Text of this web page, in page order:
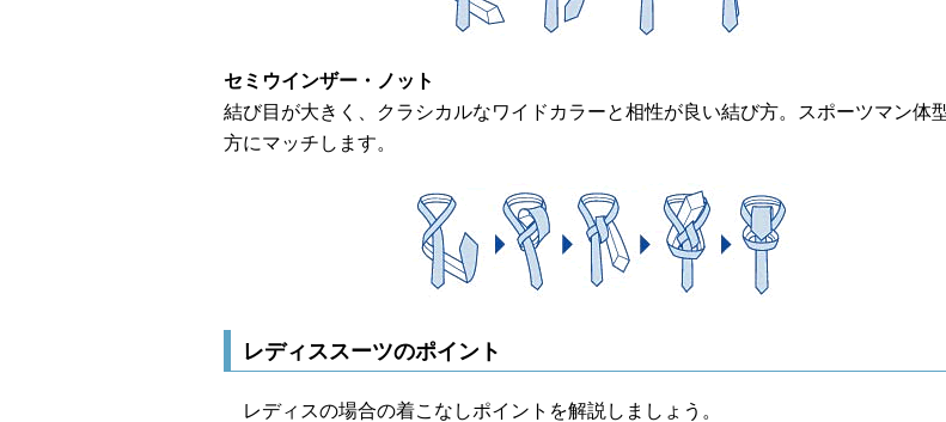
セミウインザー・ノット
結び目が大きく、クラシカルなワイドカラーと相性が良い結び方。スポーツマン体
方にマッチします。
レディススーツのポイント
レディスの場合の着こなしポイントを解説しましょう。